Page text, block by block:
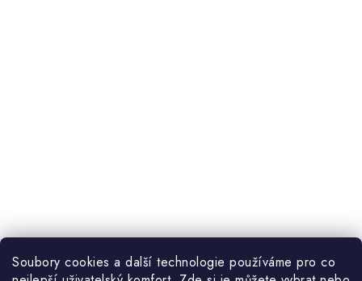
Soubory cookies a další technologie používáme pro co